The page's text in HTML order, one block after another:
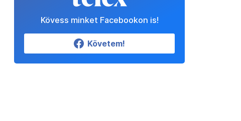
Kövess minket Facebookon is!
Követem!